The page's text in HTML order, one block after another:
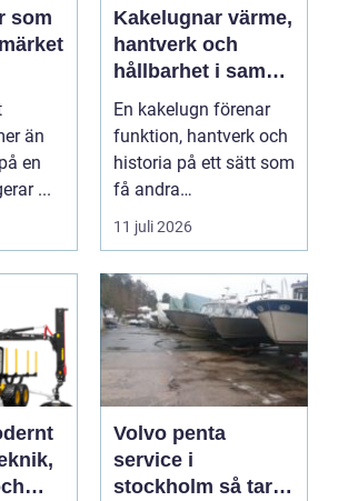
som
än
en
...
Kakelugnar värme,
hantverk och
hållbarhet i samma
eldstad
En kakelugn förenar
funktion, hantverk och
historia på ett sätt som
få andra
inredningsdetaljer
gör....
11 juli 2026
Volvo penta
service i
stockholm så tar